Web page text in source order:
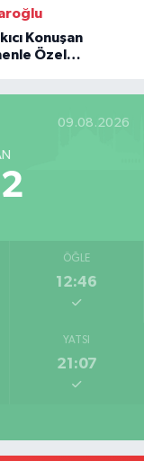
Konuşan
Özel
09.08.2026
ÖĞLE
12:46
YATSI
21:07